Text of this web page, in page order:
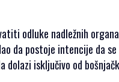
odluke nadležnih
da postoje intencije da
dolazi isključivo od